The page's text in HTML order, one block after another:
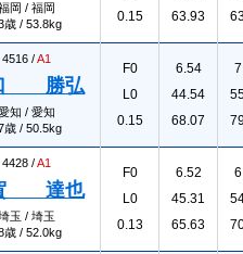
岡 / 福岡
歳 / 53.8kg
0.15
63.93
4516 /A1
勝弘
知 / 愛知
歳 / 50.5kg
F0
L0
0.15
6.54
44.54
68.07
4428 /A1
達也
玉 / 埼玉
歳 / 52.0kg
F0
L0
0.13
6.52
45.31
65.63